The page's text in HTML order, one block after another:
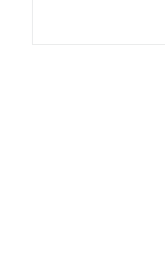
articoli